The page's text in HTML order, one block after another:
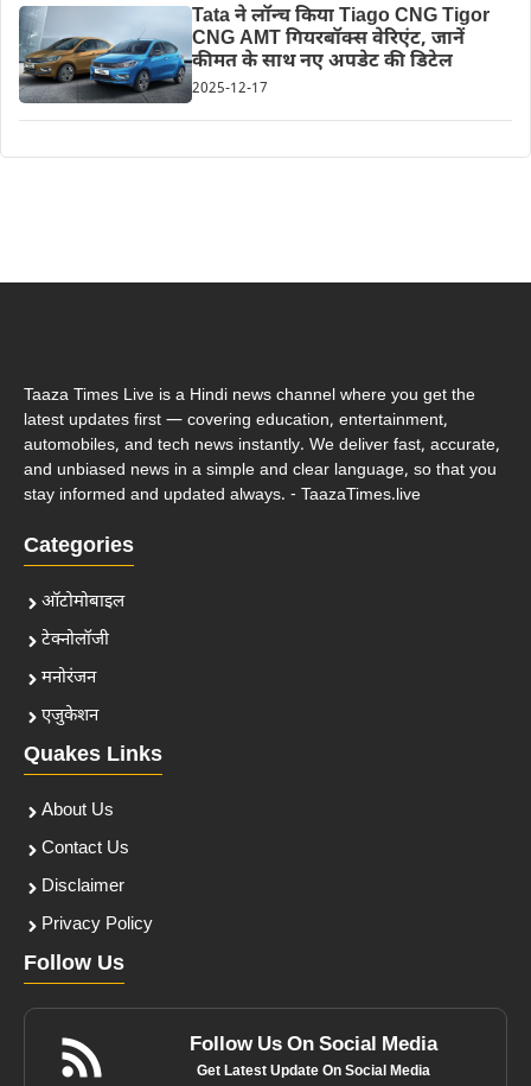
Tata ने लॉन्च किया Tiago CNG Tigor
CNG AMT गियरबॉक्स वेरिएंट, जानें
कीमत के साथ नए अपडेट की डिटेल
2025-12-17
Taaza Times Live is a Hindi news channel where you get the
latest updates first — covering education, entertainment,
automobiles, and tech news instantly. We deliver fast, accurate,
and unbiased news in a simple and clear language, so that you
stay informed and updated always. - TaazaTimes.live
Categories
ऑटोमोबाइल
टेक्नोलॉजी
मनोरंजन
एजुकेशन
Quakes Links
About Us
Contact Us
Disclaimer
Privacy Policy
Follow Us
Follow Us On Social Media
Get Latest Update On Social Media